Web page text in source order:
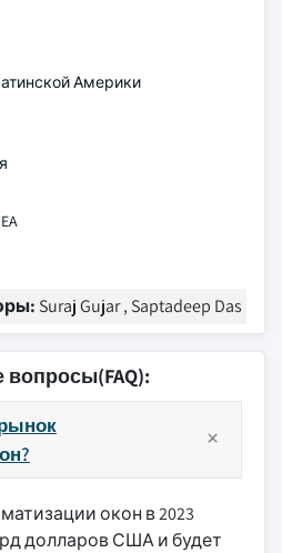
Америки
Suraj Gujar , Saptadeep Das
окон в 2023
долларов США и будет